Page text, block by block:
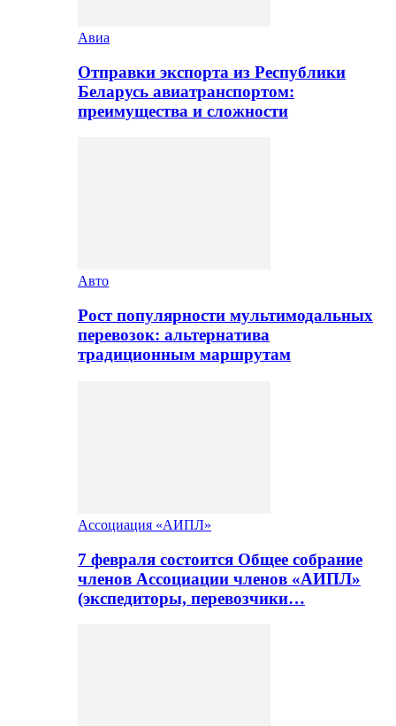
Авиа
Отправки экспорта из Республики
Беларусь авиатранспортом:
преимущества и сложности
Авто
Рост популярности мультимодальных
перевозок: альтернатива
традиционным маршрутам
Ассоциация «АИПЛ»
7 февраля состоится Общее собрание
членов Ассоциации членов «АИПЛ»
(экспедиторы, перевозчики…